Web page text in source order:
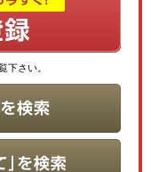
下さい。